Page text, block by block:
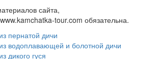
сайта,
tour.com обязательна.
пернатой дичи
водоплавающей и болотной дичи
дикого гуся